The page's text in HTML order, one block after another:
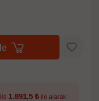
1.891,5 ₺ile alarak